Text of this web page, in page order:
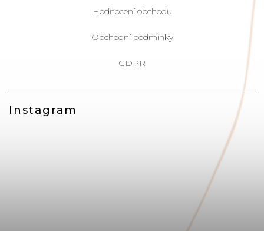
Instagram
Hodnocení obchodu
Obchodní podmínky
GDPR